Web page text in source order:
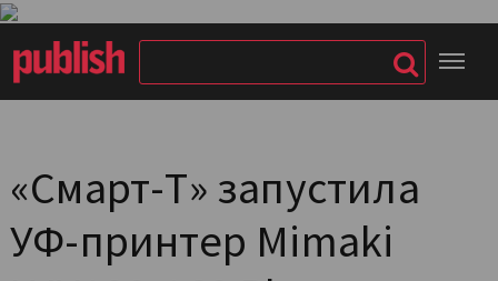
«Смарт-Т» запустила
УФ-принтер Mimaki